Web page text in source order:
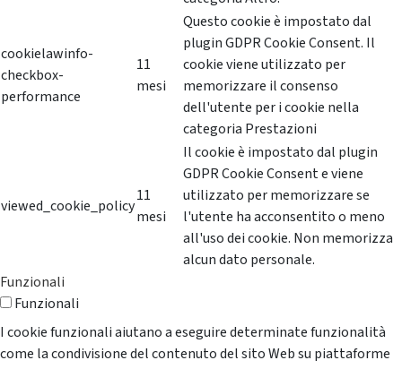
cookielawinfo-
checkbox-
performance
11
mesi
Questo cookie è impostato dal
plugin GDPR Cookie Consent. Il
cookie viene utilizzato per
memorizzare il consenso
dell'utente per i cookie nella
categoria Prestazioni
viewed_cookie_policy
11
mesi
Il cookie è impostato dal plugin
GDPR Cookie Consent e viene
utilizzato per memorizzare se
l'utente ha acconsentito o meno
all'uso dei cookie. Non memorizza
alcun dato personale.
Funzionali
Funzionali
I cookie funzionali aiutano a eseguire determinate funzionalità
come la condivisione del contenuto del sito Web su piattaforme